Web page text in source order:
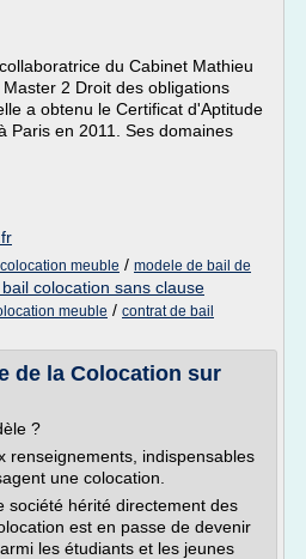
du Cabinet Mathieu
2 Droit des obligations
a obtenu le Certificat d'Aptitude
Paris en 2011. Ses domaines
meuble / modele de bail de
colocation sans clause
meuble / contrat de bail
de la Colocation sur
?
renseignements, indispensables
une colocation.
société hérité directement des
est en passe de devenir
les étudiants et les jeunes